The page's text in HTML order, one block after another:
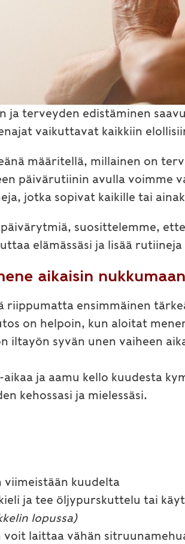
terveyden edistäminen
vaikuttavat kaikkiin
määritellä, millainen on
päivärutiinin avulla voimme
jotka sopivat kaikille tai
suosittelemme,
elämässäsi ja lisää
aikaisin nukkumaan
riippumatta ensimmäinen
on helpoin, kun aloitat
iltayön syvän unen vaiheen
ja aamu kello kuudesta
kehossasi ja mielessäsi.
viimeistään kuudelta
ja tee öljypurskuttelu tai
lopussa)
laittaa vähän